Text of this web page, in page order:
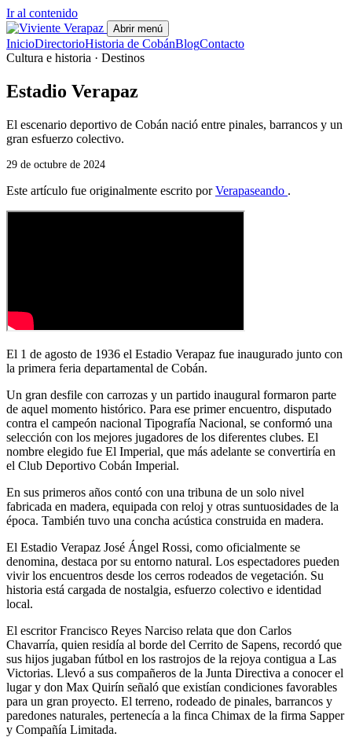
Ir al contenido
Abrir menú
InicioDirectorioHistoria de CobánBlogContacto
Cultura e historia · Destinos
Estadio Verapaz
El escenario deportivo de Cobán nació entre pinales, barrancos y un
gran esfuerzo colectivo.
29 de octubre de 2024
Este artículo fue originalmente escrito porVerapaseando .
El 1 de agosto de 1936 el Estadio Verapaz fue inaugurado junto con
la primera feria departamental de Cobán.
Un gran desfile con carrozas y un partido inaugural formaron parte
de aquel momento histórico. Para ese primer encuentro, disputado
contra el campeón nacional Tipografía Nacional, se conformó una
selección con los mejores jugadores de los diferentes clubes. El
nombre elegido fue El Imperial, que más adelante se convertiría en
el Club Deportivo Cobán Imperial.
En sus primeros años contó con una tribuna de un solo nivel
fabricada en madera, equipada con reloj y otras suntuosidades de la
época. También tuvo una concha acústica construida en madera.
El Estadio Verapaz José Ángel Rossi, como oficialmente se
denomina, destaca por su entorno natural. Los espectadores pueden
vivir los encuentros desde los cerros rodeados de vegetación. Su
historia está cargada de nostalgia, esfuerzo colectivo e identidad
local.
El escritor Francisco Reyes Narciso relata que don Carlos
Chavarría, quien residía al borde del Cerrito de Sapens, recordó que
sus hijos jugaban fútbol en los rastrojos de la rejoya contigua a Las
Victorias. Llevó a sus compañeros de la Junta Directiva a conocer el
lugar y don Max Quirín señaló que existían condiciones favorables
para un gran proyecto. El terreno, rodeado de pinales, barrancos y
paredones naturales, pertenecía a la finca Chimax de la firma Sapper
y Compañía Limitada.